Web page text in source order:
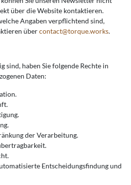
über die Website kontaktieren.
Angaben verpflichtend sind,
übercontact@torque.works.
sind, haben Sie folgende Rechte in
Daten:
der Verarbeitung.
Entscheidungsfindung und